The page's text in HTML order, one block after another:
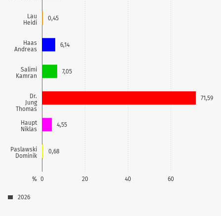
Lau
Heidi
Haas
Andreas
Salimi
Kamran
Dr.
Jung
Thomas
Haupt
Niklas
Paslawski
Dominik
0 20 40 60
%
0,45
6,14
7,05
71,59
4,55
0,68
2026